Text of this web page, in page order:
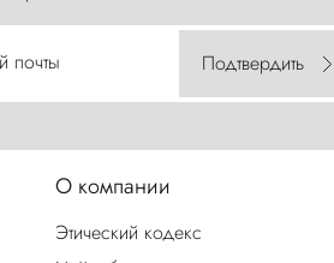
почты Подтвердить
О компании
Этический кодекс